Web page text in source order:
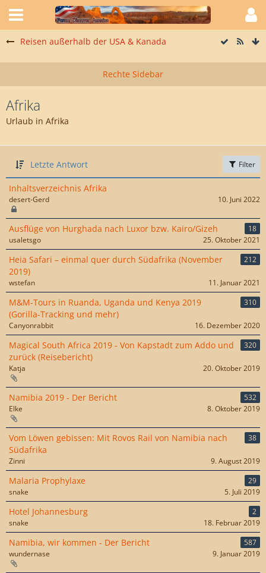
Reisen außerhalb der USA & Kanada
Afrika
Urlaub in Afrika
Letzte Antwort Filter
Inhaltsverzeichnis Afrika
desert-Gerd 10. Juni 2022
Ausflüge von Hurghada nach Luxor bzw. Kairo/Gizeh
18
usaletsgo
25. Oktober 2021
Heia Safari – einmal quer durch Südafrika (November
2019)
212
wstefan 11. Januar 2021
M&M-Tours in Ruanda, Uganda und Kenya 2019
(Gorilla-Tracking und mehr)
310
Canyonrabbit 16. Dezember 2020
Magical South Africa 2019 - Von Kapstadt zum Addo und
zurück (Reisebericht)
320
Katja 20. Oktober 2019
Namibia 2019 - Der Bericht
532
Elke
8. Oktober 2019
Vom Löwen gebissen: Mit Rovos Rail von Namibia nach
Südafrika
38
Zinni 9. August 2019
Malaria Prophylaxe
29
snake
5. Juli 2019
Hotel Johannesburg
2
snake
18. Februar 2019
Namibia, wir kommen - Der Bericht
587
wundernase
9. Januar 2019